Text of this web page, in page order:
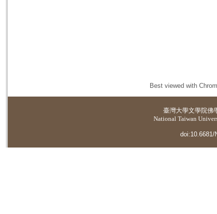
Best viewed with
臺灣大學文學院佛
National Taiwan
doi:10.6681/